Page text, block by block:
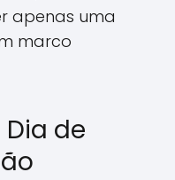
apenas uma
marco
de